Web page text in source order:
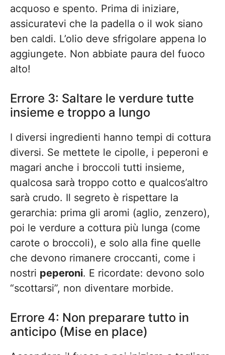
acquoso e spento. Prima di iniziare,
assicuratevi che la padella o il wok siano
ben caldi. L’olio deve sfrigolare appena lo
aggiungete. Non abbiate paura del fuoco
alto!
Errore 3: Saltare le verdure tutte
insieme e troppo a lungo
I diversi ingredienti hanno tempi di cottura
diversi. Se mettete le cipolle, i peperoni e
magari anche i broccoli tutti insieme,
qualcosa sarà troppo cotto e qualcos’altro
sarà crudo. Il segreto è rispettare la
gerarchia: prima gli aromi (aglio, zenzero),
poi le verdure a cottura più lunga (come
carote o broccoli), e solo alla fine quelle
che devono rimanere croccanti, come i
nostri peperoni. E ricordate: devono solo
“scottarsi”, non diventare morbide.
Errore 4: Non preparare tutto in
anticipo (Mise en place)